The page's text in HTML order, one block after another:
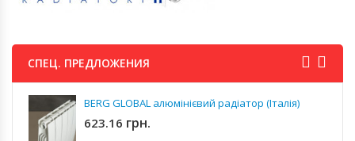
СПЕЦ. ПРЕДЛОЖЕНИЯ
BERG GLOBAL алюмінієвий радіатор (Італія)
623.16 грн.